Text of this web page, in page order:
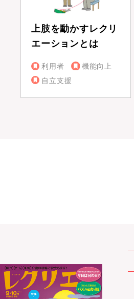
上肢を動かすレクリ
エーションとは
利用者
機能向上
自立支援